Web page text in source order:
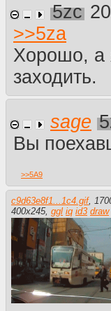
5zc
>>5za
Хорошо, а
заходить.
sage
Вы
>>5A9
c9d63e8f1...1c4.gif,
400x245, ggl iq id3 draw